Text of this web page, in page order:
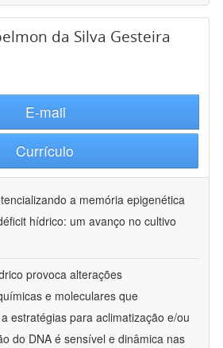
da Silva Gesteira
E-mail
Currículo
a memória epigenética
hídrico: um avanço no cultivo
provoca alterações
e moleculares que
estratégias para aclimatização e/ou
do DNA é sensível e dinâmica nas